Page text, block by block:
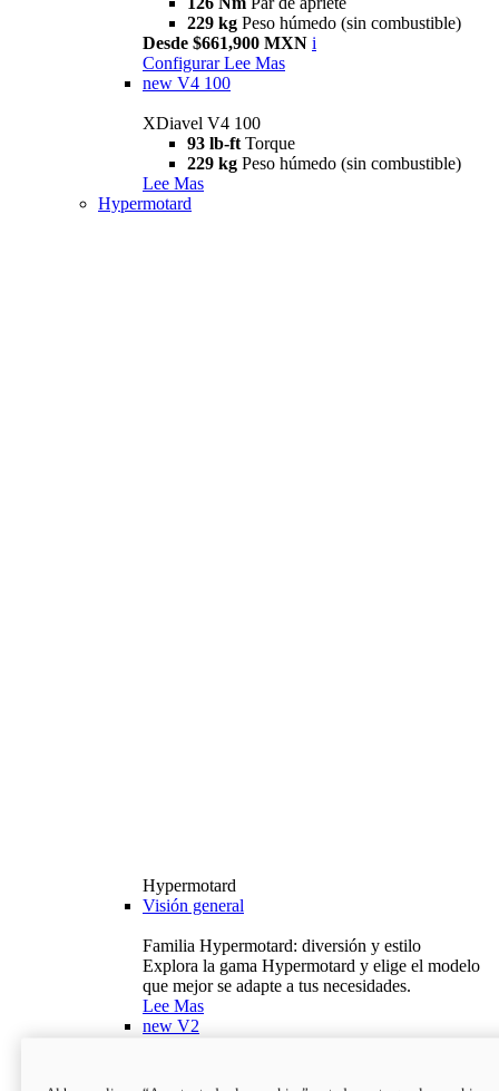
229 kg Peso húmedo (sin combustible)
Desde $661,900 MXN i
Configurar Lee Mas
new V4 100
XDiavel V4 100
93 lb-ft Torque
229 kg Peso húmedo (sin combustible)
Lee Mas
Hypermotard
Hypermotard
Visión general
Familia Hypermotard: diversión y estilo
Explora la gama Hypermotard y elige el modelo
que mejor se adapte a tus necesidades.
Lee Mas
new V2
120,4 hp
Potencia